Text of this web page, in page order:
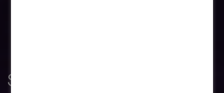
Shaping sound and light